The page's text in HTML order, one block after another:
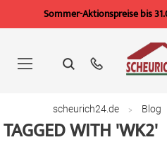
Sommer-Aktionspreise bis
springen
scheurich24.de Blog
TAGGED WITH 'WK2'